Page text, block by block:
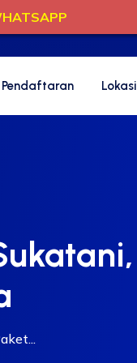
Pendaftaran Lokasi